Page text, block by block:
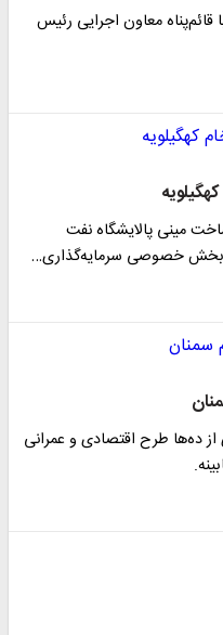
قائم‌پناه معاون اجرایی رئیس
مینی پالایشگاه نفت
بهره‌برداری از ده‌ها طرح اقتصادی و عمرانی